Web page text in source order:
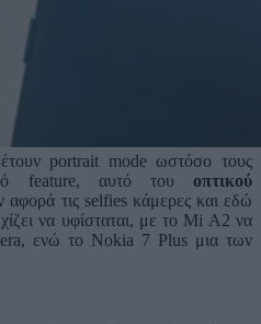
portrait mode ωστόσο τους
feature, αυτό του οπτικού
τις selfies κάμερες και εδώ
να υφίσταται, με το Mi A2 να
ενώ το Nokia 7 Plus μια των